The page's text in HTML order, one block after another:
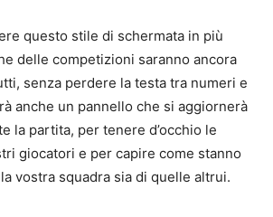
questo stile di schermata in più
delle competizioni saranno ancora
senza perdere la testa tra numeri e
anche un pannello che si aggiornerà
la partita, per tenere d’occhio le
giocatori e per capire come stanno
vostra squadra sia di quelle altrui.